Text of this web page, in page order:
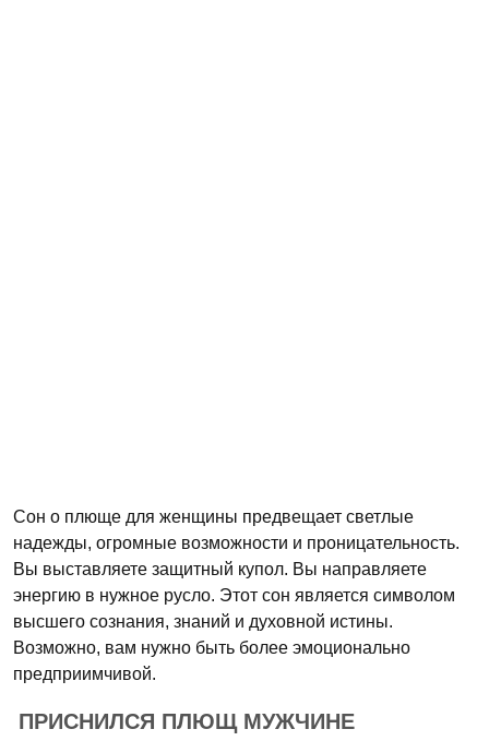
Сон о плюще для женщины предвещает светлые
надежды, огромные возможности и проницательность.
Вы выставляете защитный купол. Вы направляете
энергию в нужное русло. Этот сон является символом
высшего сознания, знаний и духовной истины.
Возможно, вам нужно быть более эмоционально
предприимчивой.
ПРИСНИЛСЯ ПЛЮЩ МУЖЧИНЕ